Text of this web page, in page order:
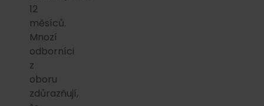
12
měsíců.
Mnozí
odborníci
z
oboru
zdůrazňují,